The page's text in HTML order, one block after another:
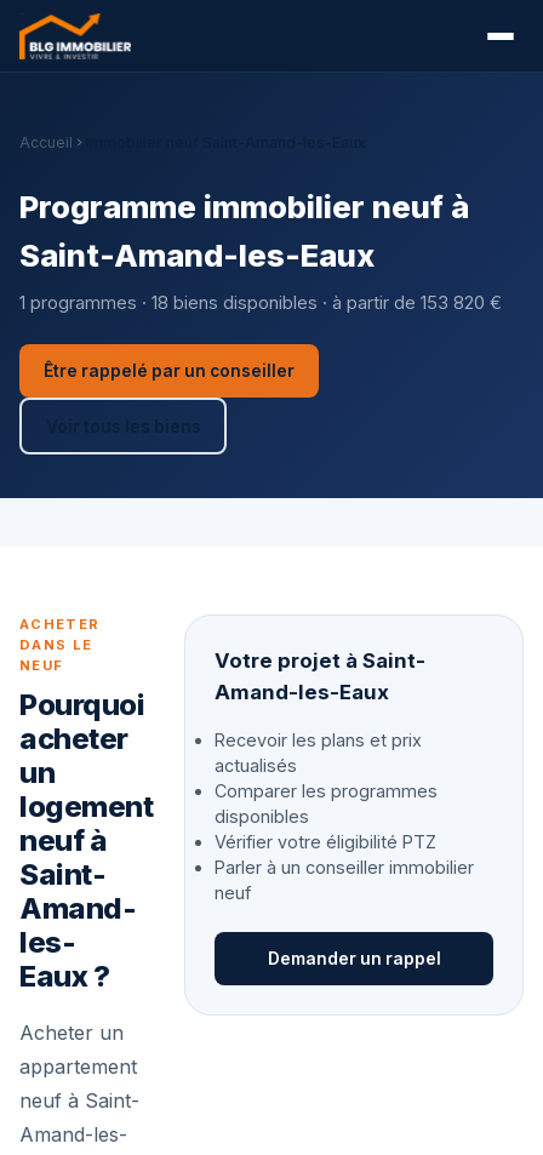
Accueil
Programme immobilier neuf à
Saint-Amand-les-Eaux
1 programmes · 18 biens disponibles · à partir de 153 820 €
Être rappelé par un conseiller
Voir tous les biens
ACHETER
DANS LE
NEUF
Pourquoi
acheter
un
logement
neuf à
Saint-
Amand-
les-
Eaux ?
Acheter un
appartement
neuf à Saint-
Amand-les-
Votre projet à Saint-
Amand-les-Eaux
Recevoir les plans et prix
actualisés
Comparer les programmes
disponibles
Vérifier votre éligibilité PTZ
Parler à un conseiller immobilier
neuf
Demander un rappel